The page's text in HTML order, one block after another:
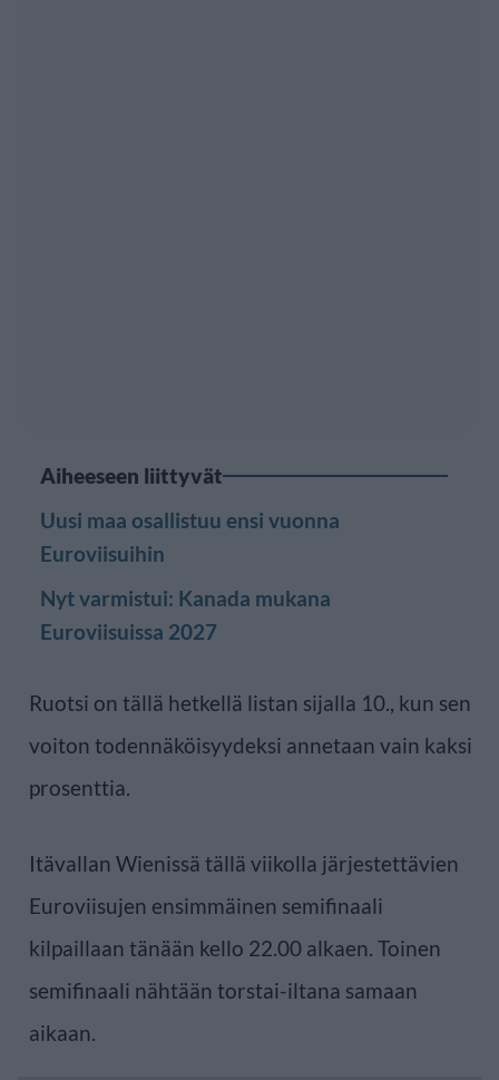
Aiheeseen liittyvät
Uusi maa osallistuu ensi vuonna
Euroviisuihin
Nyt varmistui: Kanada mukana
Euroviisuissa 2027
Ruotsi on tällä hetkellä listan sijalla 10., kun sen
voiton todennäköisyydeksi annetaan vain kaksi
prosenttia.
Itävallan Wienissä tällä viikolla järjestettävien
Euroviisujen ensimmäinen semifinaali
kilpaillaan tänään kello 22.00 alkaen. Toinen
semifinaali nähtään torstai-iltana samaan
aikaan.